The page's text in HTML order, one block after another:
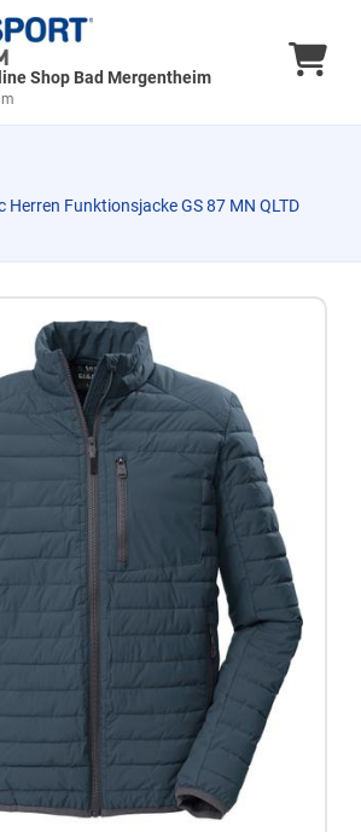
Shop Bad Mergentheim
Herren Funktionsjacke GS 87 MN QLTD